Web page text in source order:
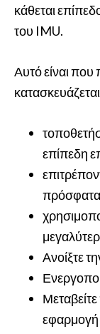
κάθεται
του IMU.
Αυτό είναι που
επίπεδη
πρόσφατα
Ανοίξτε
εφαρμογή